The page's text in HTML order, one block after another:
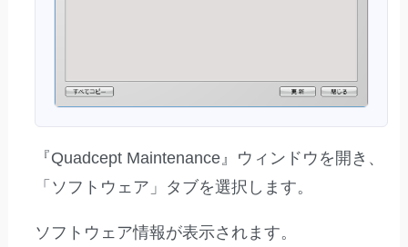
『Quadcept Maintenance』ウィンドウを開き、
「ソフトウェア」タブを選択します。
ソフトウェア情報が表示されます。